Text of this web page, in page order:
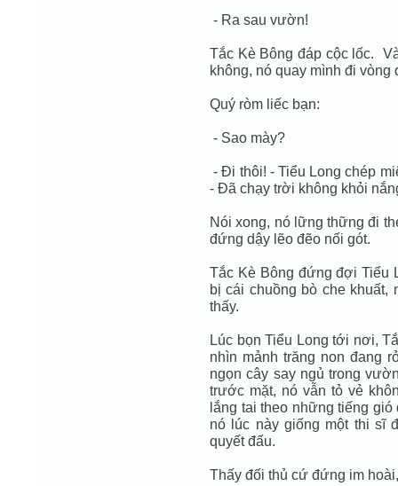
- Ra sau vườn!
Tắc Kè Bông đáp cộc lốc.
không, nó quay mình đi vòng
Quý ròm liếc bạn:
- Sao mày?
- Đi thôi! - Tiểu Long chép
- Đã chạy trời không khỏi
Nói xong, nó lững thững đi
đứng dậy lẽo đẽo nối gót.
Tắc Kè Bông đứng đợi Tiểu
bị cái chuồng bò che
thấy.
Lúc bọn Tiểu Long tới nơi,
nhìn mảnh trăng non đang
ngọn cây say ngủ trong
trước mặt, nó vẫn tỏ vẻ
lắng tai theo những tiếng
nó lúc này giống một thi sĩ
quyết đấu.
Thấy đối thủ cứ đứng im